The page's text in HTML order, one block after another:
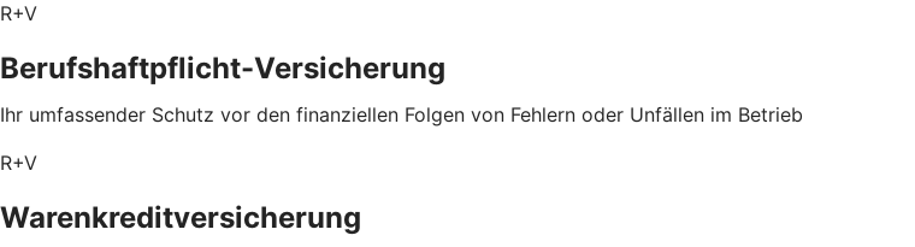
R+V
Berufshaftpflicht-Versicherung
Ihr umfassender Schutz vor den finanziellen Folgen von Fehlern oder Unfällen im Betrieb
R+V
Warenkreditversicherung